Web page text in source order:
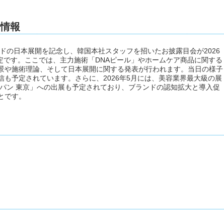
報
の日本展開を記念し、韓国本社スタッフを招いたお披露目会が2026
す。ここでは、主力施術「DNAピール」やホームケア商品に関する
や施術理論、そして日本展開に関する発表が行われます。当日の様子
も予定されています。さらに、2026年5月には、美容業界最大級の展
ン 東京」への出展も予定されており、ブランドの認知拡大と導入促
す。